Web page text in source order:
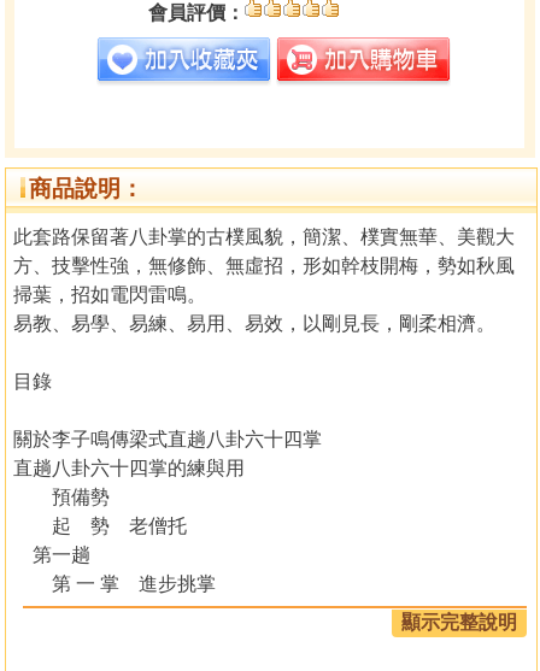
會員評價：
商品說明：
此套路保留著八卦掌的古樸風貌，簡潔、樸實無華、美觀大
方、技擊性強，無修飾、無虛招，形如幹枝開梅，勢如秋風
掃葉，招如電閃雷鳴。
易教、易學、易練、易用、易效，以剛見長，剛柔相濟。
目錄
關於李子鳴傳梁式直趟八卦六十四掌
直趟八卦六十四掌的練與用
預備勢
起 勢 老僧托
第一趟
第 一 掌 進步挑掌
第 二 掌 獅子滾球
顯示完整說明